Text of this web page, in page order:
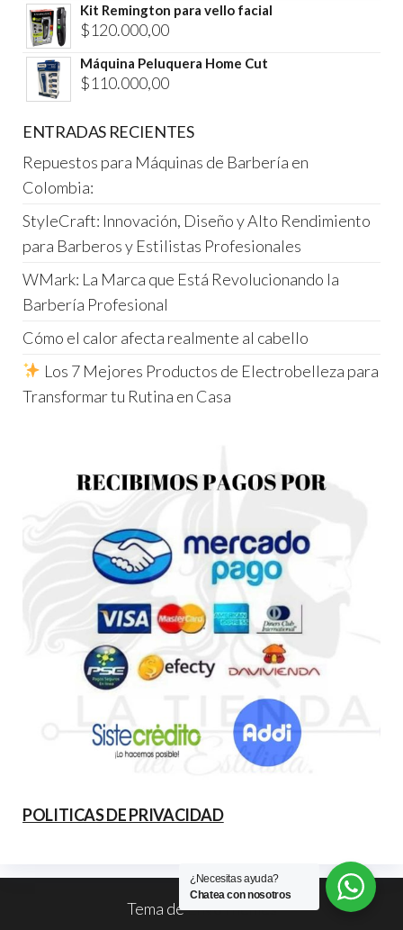
Kit Remington para vello facial
$120.000,00
Máquina Peluquera Home Cut
$110.000,00
ENTRADAS RECIENTES
Repuestos para Máquinas de Barbería en
Colombia:
StyleCraft: Innovación, Diseño y Alto Rendimiento
para Barberos y Estilistas Profesionales
WMark: La Marca que Está Revolucionando la
Barbería Profesional
Cómo el calor afecta realmente al cabello
Los 7 Mejores Productos de Electrobelleza para
Transformar tu Rutina en Casa
POLITICAS DE PRIVACIDAD
Tema deEnvoThemes
¿Necesitas ayuda?
Chatea con nosotros